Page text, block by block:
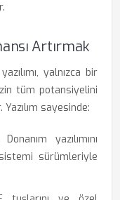
Artırmak
yazılımı, yalnızca bir
tüm potansiyelini
sayesinde:
Donanım yazılımını
sürümleriyle